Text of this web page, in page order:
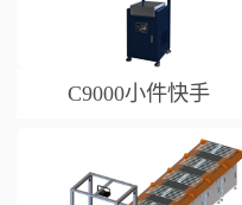
C9000小件快手